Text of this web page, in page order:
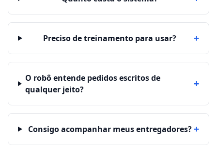
Preciso de treinamento para usar? +
O robô entende pedidos escritos de
qualquer jeito?
+
Consigo acompanhar meus entregadores?+